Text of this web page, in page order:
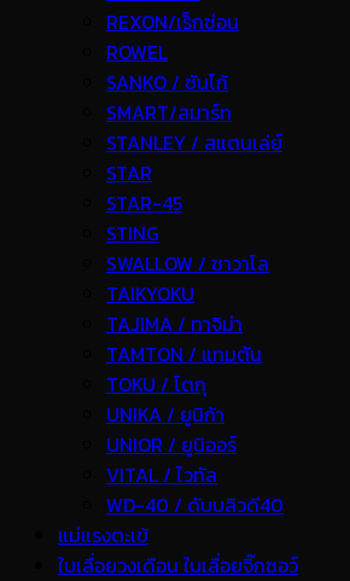
REXON/เร็กซ่อน
ROWEL
SANKO / ซันโก้
SMART/สมาร์ท
STANLEY / สแตนเล่ย์
STAR
STAR-45
STING
SWALLOW / ซาวาโล
TAIKYOKU
TAJIMA / ทาจิม่า
TAMTON / แทมตัน
TOKU / โตกุ
UNIKA / ยูนิก้า
UNIOR / ยูนิออร์
VITAL / ไวทัล
WD-40 / ดับบลิวดี40
แม่แรงตะเข้
ใบเลื่อยวงเดือน ใบเลื่อยจิ๊กซอว์